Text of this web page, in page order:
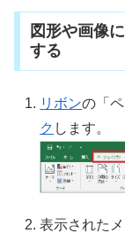
図形や画像
する
リボンの「
ク します。
表示された